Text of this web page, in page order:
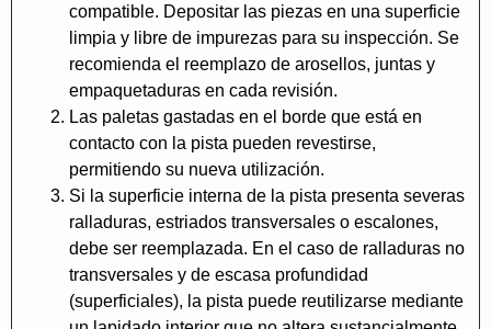
compatible. Depositar las piezas en una superficie
limpia y libre de impurezas para su inspección. Se
recomienda el reemplazo de arosellos, juntas y
empaquetaduras en cada revisión.
Las paletas gastadas en el borde que está en
contacto con la pista pueden revestirse,
permitiendo su nueva utilización.
Si la superficie interna de la pista presenta severas
ralladuras, estriados transversales o escalones,
debe ser reemplazada. En el caso de ralladuras no
transversales y de escasa profundidad
(superficiales), la pista puede reutilizarse mediante